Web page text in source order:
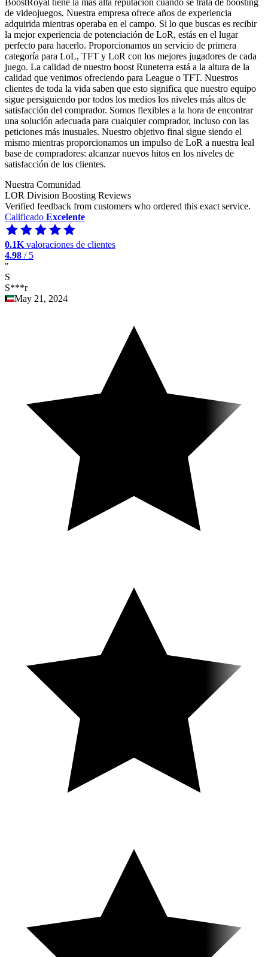
de videojuegos. Nuestra empresa ofrece años de experiencia
adquirida mientras operaba en el campo. Si lo que buscas es recibir
la mejor experiencia de potenciación de LoR, estás en el lugar
perfecto para hacerlo. Proporcionamos un servicio de primera
categoría para LoL, TFT y LoR con los mejores jugadores de cada
juego. La calidad de nuestro boost Runeterra está a la altura de la
calidad que venimos ofreciendo para League o TFT. Nuestros
clientes de toda la vida saben que esto significa que nuestro equipo
sigue persiguiendo por todos los medios los niveles más altos de
satisfacción del comprador. Somos flexibles a la hora de encontrar
una solución adecuada para cualquier comprador, incluso con las
peticiones más inusuales. Nuestro objetivo final sigue siendo el
mismo mientras proporcionamos un impulso de LoR a nuestra leal
base de compradores: alcanzar nuevos hitos en los niveles de
satisfacción de los clientes.
Nuestra Comunidad
LOR Division Boosting Reviews
Verified feedback from customers who ordered this exact service.
Calificado Excelente
0.1K valoraciones de clientes
4.98 / 5
"
S
S***r
May 21, 2024